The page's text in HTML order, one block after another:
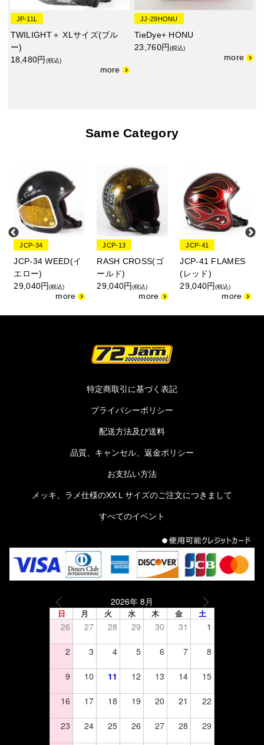
JP-11L
TWILIGHT＋ XLサイズ(ブル
ー)
18,480円 (税込)
JJ-29HONU
TieDye+ HONU
23,760円(税込)
Same Category
JCP-34
JCP-34 WEED(イ
エロー)
29,040円(税込)
JCP-13
RASH CROSS(ゴ
ールド)
29,040円(税込)
JCP-41
JCP-41 FLAMES
(レッド)
29,040円(税込)
特定商取引に基づく表記
プライバシーポリシー
配送方法及び送料
品質、キャンセル、返金ポリシー
お支払い方法
メッキ、ラメ仕様のXXＬサイズのご注文につきまして
すべてのイベント
2026年 8月
日 月 火 水 木 金 土
26 27 28 29 30 31 1
2 3 4 5 6 7 8
9 10 11 12 13 14 15
16 17 18 19 20 21 22
23 24 25 26 27 28 29